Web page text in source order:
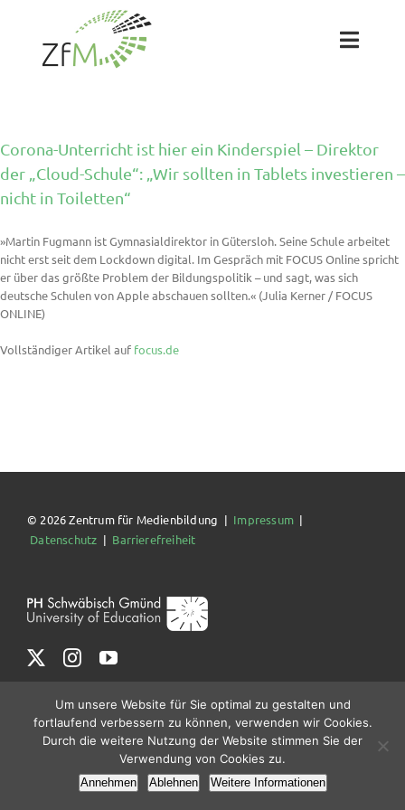
springen
Toggle
Team
Labs
Corona-Unterricht ist hier ein Kinderspiel – Direktor
der „Cloud-Schule“: „Wir sollten in Tablets investieren –
nicht in Toiletten“
»Martin Fugmann ist Gymnasialdirektor in Gütersloh. Seine Schule arbeitet
nicht erst seit dem Lockdown digital. Im Gespräch mit FOCUS Online spricht
er über das größte Problem der Bildungspolitik – und sagt, was sich
deutsche Schulen von Apple abschauen sollten.« (Julia Kerner / FOCUS
ONLINE)
Vollständiger Artikel auf focus.de
© 2026 Zentrum für Medienbildung | Impressum|
Datenschutz | Barrierefreiheit
Um unsere Website für Sie optimal zu gestalten und
fortlaufend verbessern zu können, verwenden wir Cookies.
Durch die weitere Nutzung der Website stimmen Sie der
Verwendung von Cookies zu.
Annehmen Ablehnen Weitere Informationen